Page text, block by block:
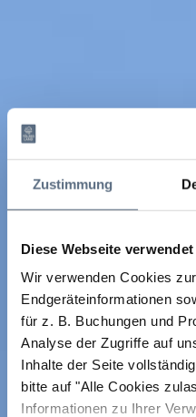
Zustimmung
Diese Webseite
Wir verwenden Cookies
Endgeräteinformationen
für z. B. Buchungen und
Analyse der Zugriffe auf
Inhalte der Seite
bitte auf "Alle Cookies
Informationen zu Ihrer